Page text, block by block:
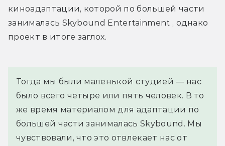
киноадаптации, которой по большей части
занималась Skybound Entertainment , однако
проект в итоге заглох.
Тогда мы были маленькой студией — нас
было всего четыре или пять человек. В то
же время материалом для адаптации по
большей части занималась Skybound. Мы
чувствовали, что это отвлекает нас от